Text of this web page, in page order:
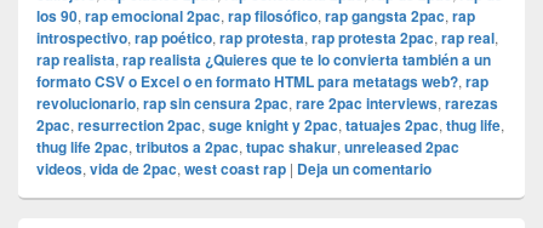
los 90, rap emocional 2pac, rap filosófico, rap gangsta 2pac, rap
introspectivo, rap poético, rap protesta, rap protesta 2pac, rap real,
rap realista, rap realista ¿Quieres que te lo convierta también a un
formato CSV o Excel o en formato HTML para metatags web?, rap
revolucionario, rap sin censura 2pac, rare 2pac interviews, rarezas
2pac, resurrection 2pac, suge knight y 2pac, tatuajes 2pac, thug life,
thug life 2pac, tributos a 2pac, tupac shakur, unreleased 2pac
videos, vida de 2pac, west coast rap | Deja un comentario